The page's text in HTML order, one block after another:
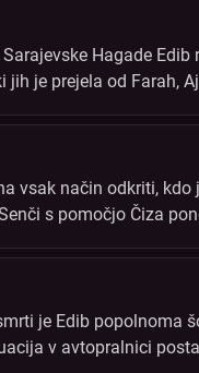
Hagade
jih je prejela od Farah,
vsak način odkriti,
s pomočjo Čiza
je Edib popolnoma
v avtopralnici